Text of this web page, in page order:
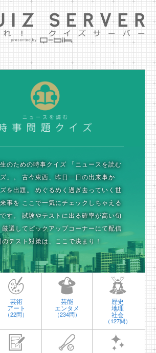
のための時事クイズ 「ニュースを読む
」。
古今東西、昨日一日の出来事か
を出題。
めぐるめく過ぎ去っていく世
事を ここで一気にチェックしちゃえる
す。
試験やテストに出る確率が高い旬
厳選してピックアップコーナーにて配信
テスト対策は、ここで決まり！
芸術
アート
（22問）
芸能
エンタメ
（234問）
歴史
地理
社会
（127問）